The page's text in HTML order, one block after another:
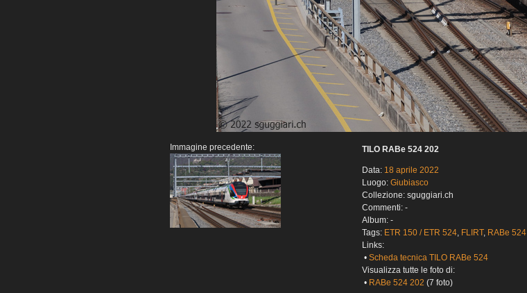
Immagine precedente: TILO RABe 524 202
Data: 18 aprile 2022
Luogo: Giubiasco
Collezione: sguggiari.ch
Commenti: -
Album: -
Tags: ETR 150 / ETR 524, FLIRT, RABe 524
Links:
• Scheda tecnica TILO RABe 524
Visualizza tutte le foto di:
• RABe 524 202 (7 foto)